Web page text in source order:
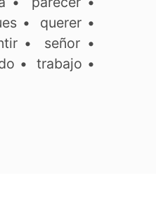
• querer •
• señor •
• trabajo •